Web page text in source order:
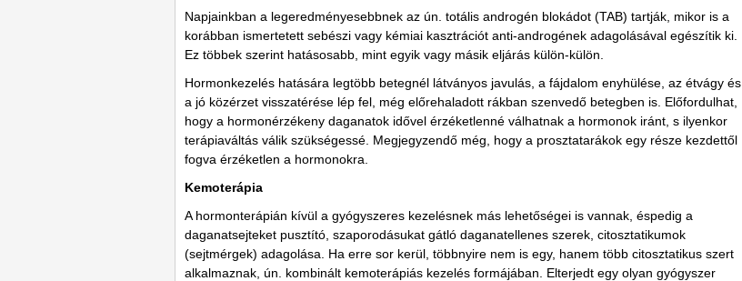
Napjainkban a legeredményesebbnek az ún. totális androgén blokádot (TAB) tartják, mikor is a
korábban ismertetett sebészi vagy kémiai kasztrációt anti-androgének adagolásával egészítik ki.
Ez többek szerint hatásosabb, mint egyik vagy másik eljárás külön-külön.
Hormonkezelés hatására legtöbb betegnél látványos javulás, a fájdalom enyhülése, az étvágy és
a jó közérzet visszatérése lép fel, még előrehaladott rákban szenvedő betegben is. Előfordulhat,
hogy a hormonérzékeny daganatok idővel érzéketlenné válhatnak a hormonok iránt, s ilyenkor
terápiaváltás válik szükségessé. Megjegyzendő még, hogy a prosztatarákok egy része kezdettől
fogva érzéketlen a hormonokra.
Kemoterápia
A hormonterápián kívül a gyógyszeres kezelésnek más lehetőségei is vannak, éspedig a
daganatsejteket pusztító, szaporodásukat gátló daganatellenes szerek, citosztatikumok
(sejtmérgek) adagolása. Ha erre sor kerül, többnyire nem is egy, hanem több citosztatikus szert
alkalmaznak, ún. kombinált kemoterápiás kezelés formájában. Elterjedt egy olyan gyógyszer